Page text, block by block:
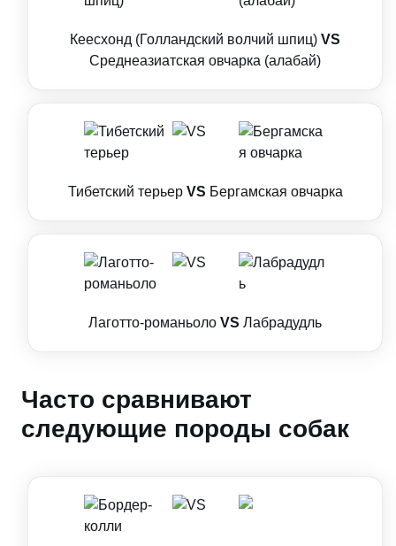
Кеесхонд (Голландский волчий шпиц) VS
Среднеазиатская овчарка (алабай)
Тибетский терьер VS Бергамская овчарка
Лаготто-романьоло VS Лабрадудль
Часто сравнивают
следующие породы собак